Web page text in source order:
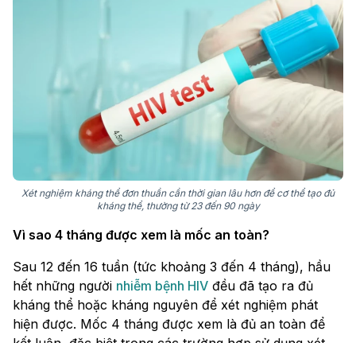
Xét nghiệm kháng thể đơn thuần cần thời gian lâu hơn để cơ thể tạo đủ
kháng thể, thường từ 23 đến 90 ngày
Vì sao 4 tháng được xem là mốc an toàn?
Sau 12 đến 16 tuần (tức khoảng 3 đến 4 tháng), hầu
hết những người nhiễm bệnh HIV đều đã tạo ra đủ
kháng thể hoặc kháng nguyên để xét nghiệm phát
hiện được. Mốc 4 tháng được xem là đủ an toàn để